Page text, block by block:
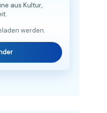
aus Kultur,
werden.